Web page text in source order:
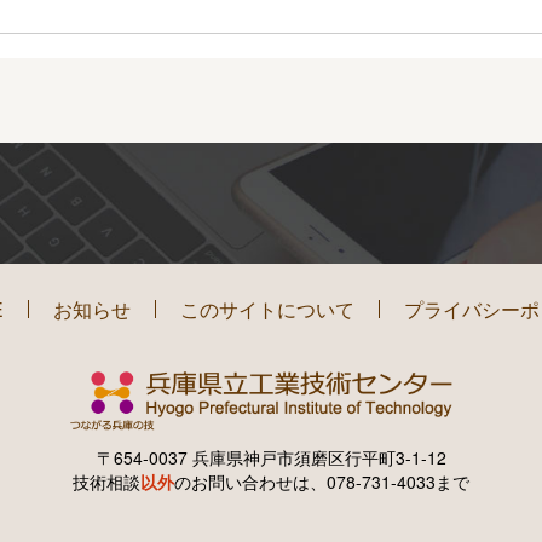
お知らせ このサイトについて プライバシー
〒654-0037 兵庫県神戸市須磨区行平町3-1-12
技術相談以外のお問い合わせは、078-731-4033まで